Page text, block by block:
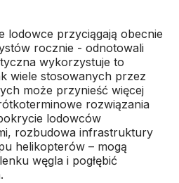
lodowce przyciągają obecnie
rocznie - odnotowali
wykorzystuje to
wiele stosowanych przez
może przynieść więcej
rozwiązania
lodowców
rozbudowa infrastruktury
helikopterów – mogą
węgla i pogłębić